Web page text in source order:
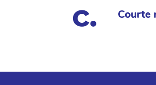
Courte